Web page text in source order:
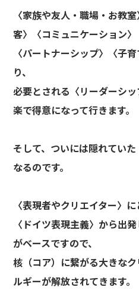
〈家族や友人・職場・お教
客〉〈コミュニケーション〉
〈パートナーシップ〉〈子
り、
必要とされる〈リーダーシ
楽で得意になって行きます。
そして、ついには隠れてい
なるのです。
〈表現者やクリエイター〉に
〈ドイツ表現主義〉から出
がベースですので、
核（コア）に繋がる大きな
ルギーが解放されてきます。